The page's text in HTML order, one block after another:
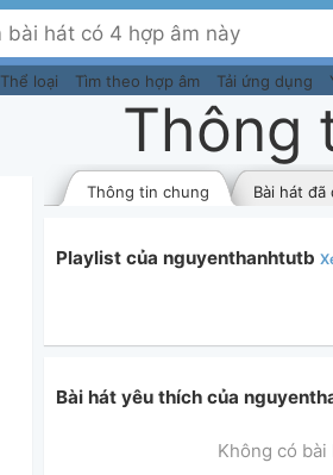
Thể loại Tìm theo hợp âm Tải ứng dụng
Thông
Bài hát đã
Thông tin chung
Playlist của nguyenthanhtutb
Bài hát yêu thích của
Không có bài